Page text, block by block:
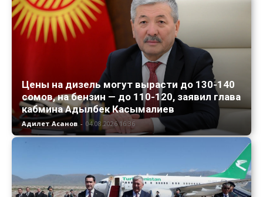
Цены на дизель могут вырасти до 130-140
сомов, на бензин — до 110-120, заявил глава
кабмина Адылбек Касымалиев
Адилет Асанов - 04.08.2026 16:36